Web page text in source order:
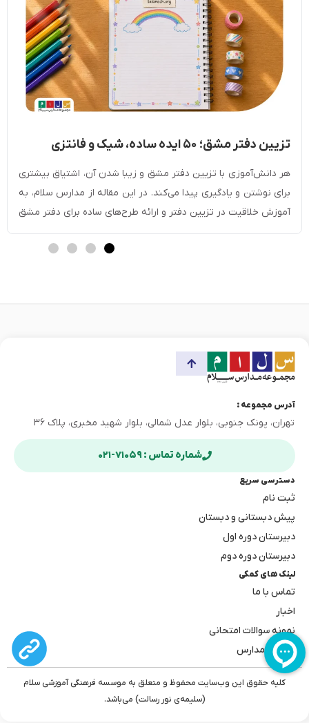
تزیین دفتر مشق؛ ۵۰ ایده ساده، شیک و فانتزی
(دخترانه و پسرانه)
هر دانش‌آموزی با تزیین دفتر مشق و زیبا شدن آن، اشتیاق بیشتری
برای نوشتن و یادگیری پیدا می‌کند. در این مقاله از مدارس سلام، به
آموزش خلاقیت در تزیین دفتر و ارائه طرح‌های ساده برای دفتر مشق
می‌پردازیم. با آموزش نقاشی حاشیه دفتر، دفتر فرزندتان را به یک
اثری هنری هیجان‌انگیز برای او تبدیل کنید؛ […]
آدرس مجموعه :
تهران، پونک جنوبی، بلوار عدل شمالی، بلوار شهید مخبری، پلاک ۳۶
شماره تماس : ۷۱۰۵۹-۰۲۱
دسترسی سریع
ثبت نام
پیش دبستانی و دبستان
دبیرستان دوره اول
دبیرستان دوره دوم
لینک های کمکی
تماس با ما
اخبار
نمونه سوالات امتحانی
بهترین مدارس
کلیه حقوق این وب‌سایت محفوظ و متعلق به موسسه فرهنگی آموزشی سلام
(سلیمه‌ی نور رسالت) می‌باشد.